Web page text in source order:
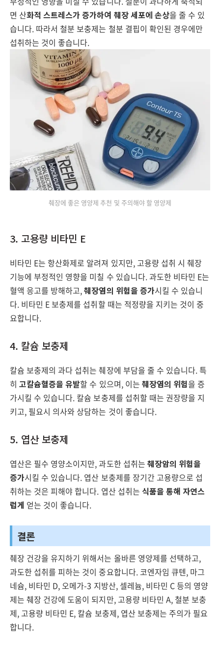
면 산화적 스트레스가 증가하여 췌장 세포에 손상을 줄 수 있
습니다. 따라서 철분 보충제는 철분 결핍이 확인된 경우에만
섭취하는 것이 좋습니다.
췌장에 좋은 영양제 추천 및 주의해야 할 영양제
3. 고용량 비타민 E
비타민 E는 항산화제로 알려져 있지만, 고용량 섭취 시 췌장
기능에 부정적인 영향을 미칠 수 있습니다. 과도한 비타민 E는
혈액 응고를 방해하고,췌장염의 위험을 증가시킬 수 있습니
다. 비타민 E 보충제를 섭취할 때는 적정량을 지키는 것이 중
요합니다.
4. 칼슘 보충제
칼슘 보충제의 과다 섭취는 췌장에 부담을 줄 수 있습니다. 특
히고칼슘혈증을 유발할 수 있으며, 이는 췌장염의 위험을 증
가시킬 수 있습니다. 칼슘 보충제를 섭취할 때는 권장량을 지
키고, 필요시 의사와 상담하는 것이 좋습니다.
5. 엽산 보충제
엽산은 필수 영양소이지만, 과도한 섭취는 췌장암의 위험을
증가시킬 수 있습니다. 엽산 보충제를 장기간 고용량으로 섭
취하는 것은 피해야 합니다. 엽산 섭취는 식품을 통해 자연스
럽게 얻는 것이 좋습니다.
결론
췌장 건강을 유지하기 위해서는 올바른 영양제를 선택하고,
과도한 섭취를 피하는 것이 중요합니다. 코엔자임 큐텐, 마그
네슘, 비타민 D, 오메가-3 지방산, 셀레늄, 비타민 C 등의 영양
제는 췌장 건강에 도움이 되지만, 고용량 비타민 A, 철분 보충
제, 고용량 비타민 E, 칼슘 보충제, 엽산 보충제는 주의가 필요
합니다.